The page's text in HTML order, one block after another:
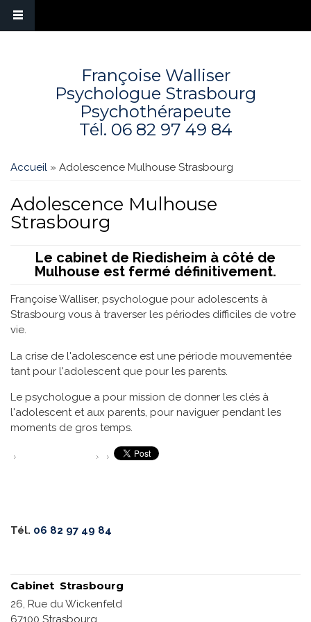
Françoise Walliser
Psychologue Strasbourg
Psychothérapeute
Tél. 06 82 97 49 84
Vous êtes ici
Accueil » Adolescence Mulhouse Strasbourg
Adolescence Mulhouse
Strasbourg
Le cabinet de Riedisheim à côté de
Mulhouse est fermé définitivement.
Françoise Walliser, psychologue pour adolescents à
Strasbourg vous à traverser les périodes difficiles de votre
vie.
La crise de l'adolescence est une période mouvementée
tant pour l'adolescent que pour les parents.
Le psychologue a pour mission de donner les clés à
l'adolescent et aux parents, pour naviguer pendant les
moments de gros temps.
Tél. 06 82 97 49 84
Cabinet Strasbourg
26, Rue du Wickenfeld
67100 Strasbourg